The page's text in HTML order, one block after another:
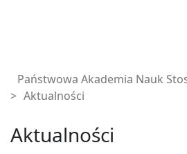
Państwowa Akademia Nauk
> Aktualności
Aktualności